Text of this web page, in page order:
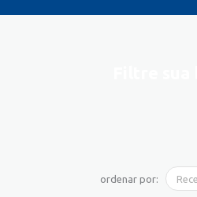
ordenar por: